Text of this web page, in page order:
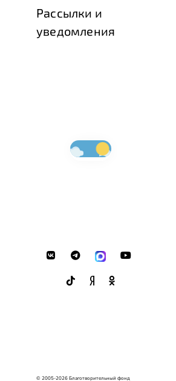
Рассылки и
уведомления
© 2005-2026 Благотворительный фонд